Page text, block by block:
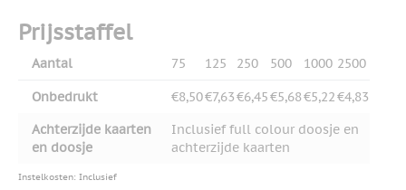
Prijsstaffel
Aantal 75 125 250 500 1000 2500
Onbedrukt €8,50€7,63€6,45€5,68€5,22€4,83
Achterzijde kaarten
en doosje
Inclusief full colour doosje en
achterzijde kaarten
Instelkosten: Inclusief